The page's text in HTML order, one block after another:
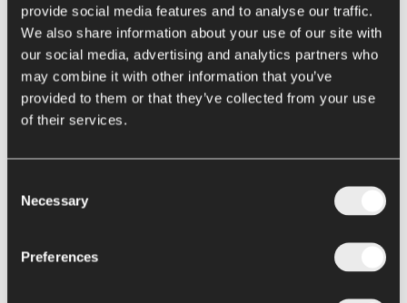
provide social media features and to analyse our traffic.
We also share information about your use of our site with
our social media, advertising and analytics partners who
may combine it with other information that you’ve
provided to them or that they’ve collected from your use
of their services.
Selection
Necessary
Preferences
Riempitrice bag in box Alya
Retail packaging
Formulazione e cottura
Contatti